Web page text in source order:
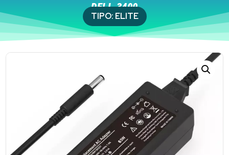
DELL 3400
TIPO: ELITE